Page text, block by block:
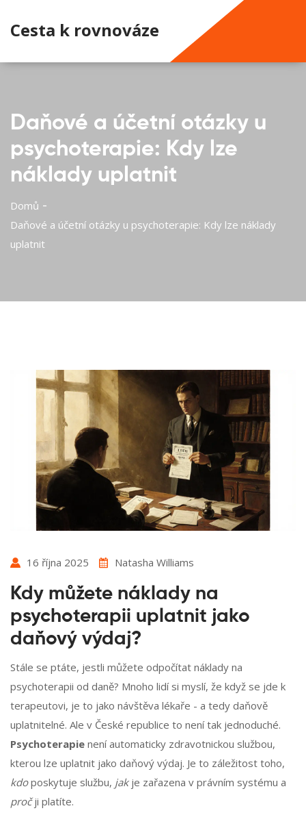
Cesta k rovnováze
Daňové a účetní otázky u
psychoterapie: Kdy lze
náklady uplatnit
Domů
Daňové a účetní otázky u psychoterapie: Kdy lze náklady
uplatnit
16 října 2025 Natasha Williams
Kdy můžete náklady na
psychoterapii uplatnit jako
daňový výdaj?
Stále se ptáte, jestli můžete odpočítat náklady na
psychoterapii od daně? Mnoho lidí si myslí, že když se jde k
terapeutovi, je to jako návštěva lékaře - a tedy daňově
uplatnitelné. Ale v České republice to není tak jednoduché.
Psychoterapie není automaticky zdravotnickou službou,
kterou lze uplatnit jako daňový výdaj. Je to záležitost toho,
kdoposkytuje službu, jakje zařazena v právním systému a
pročji platíte.